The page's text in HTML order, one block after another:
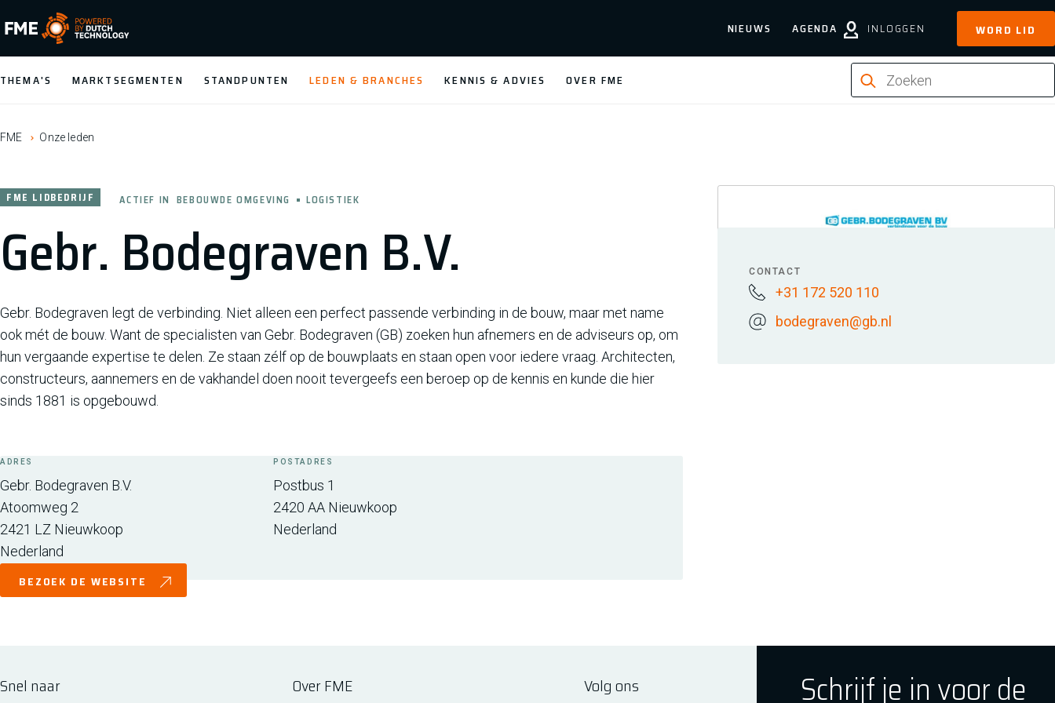
FME Logo, to the homepage
NIEUWS AGENDA INLOGGEN WORD LID
THEMA'S MARKTSEGMENTEN STANDPUNTEN LEDEN & BRANCHES KENNIS & ADVIES OVER FME
FME Onze leden
Gebr. Bodegraven B.V.
FME LIDBEDRIJF ACTIEF IN BEBOUWDE OMGEVING LOGISTIEK
Gebr. Bodegraven legt de verbinding. Niet alleen een perfect passende verbinding in de bouw, maar met name
ook mét de bouw. Want de specialisten van Gebr. Bodegraven (GB) zoeken hun afnemers en de adviseurs op, om
hun vergaande expertise te delen. Ze staan zélf op de bouwplaats en staan open voor iedere vraag. Architecten,
constructeurs, aannemers en de vakhandel doen nooit tevergeefs een beroep op de kennis en kunde die hier
sinds 1881 is opgebouwd.
ADRES
Gebr. Bodegraven B.V.
Atoomweg 2
2421 LZ Nieuwkoop
Nederland
POSTADRES
Postbus 1
2420 AA Nieuwkoop
Nederland
BEZOEK DE WEBSITE
CONTACT
+31 172 520 110
bodegraven@gb.nl
Snel naar Over FME Volg ons Schrijf je in voor de